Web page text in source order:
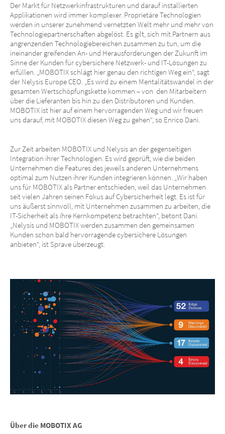
Der Markt für Netzwerkinfrastrukturen und darauf installierten
Applikationen wird immer komplexer. Proprietäre Technologien
werden in unserer zunehmend vernetzten Welt mehr und mehr von
Technologiepartnerschaften abgelöst. Es gilt, sich mit Partnern aus
angrenzenden Technologiebereichen zusammen zu tun, um die
ineinander greifenden An- und Herausforderungen der Zukunft im
Sinne der Kunden für cybersichere Netzwerk- und IT-Lösungen zu
erfüllen. „MOBOTIX schlägt hier genau den richtigen Weg ein“, sagt
der Nelysis Europe CEO. „Es wird zu einem Mentalitätswandel in der
gesamten Wertschöpfungskette kommen – von den Mitarbeitern
über die Lieferanten bis hin zu den Distributoren und Kunden.
MOBOTIX ist hier auf einem hervorragenden Weg und wir freuen
uns darauf, mit MOBOTIX diesen Weg zu gehen“, so Enrico Dani.
Zur Zeit arbeiten MOBOTIX und Nelysis an der gegenseitigen
Integration ihrer Technologien. Es wird geprüft, wie die beiden
Unternehmen die Features des jeweils anderen Unternehmens
optimal zum Nutzen ihrer Kunden integrieren können. „Wir haben
uns für MOBOTIX als Partner entschieden, weil das Unternehmen
seit vielen Jahren seinen Fokus auf Cybersicherheit legt. Es ist für
uns äußerst sinnvoll, mit Unternehmen zusammen zu arbeiten, die
IT-Sicherheit als ihre Kernkompetenz betrachten“, betont Dani.
„Nelysis und MOBOTIX werden zusammen den gemeinsamen
Kunden schon bald hervorragende cybersichere Lösungen
anbieten“, ist Sprave überzeugt.
Über die MOBOTIX AG